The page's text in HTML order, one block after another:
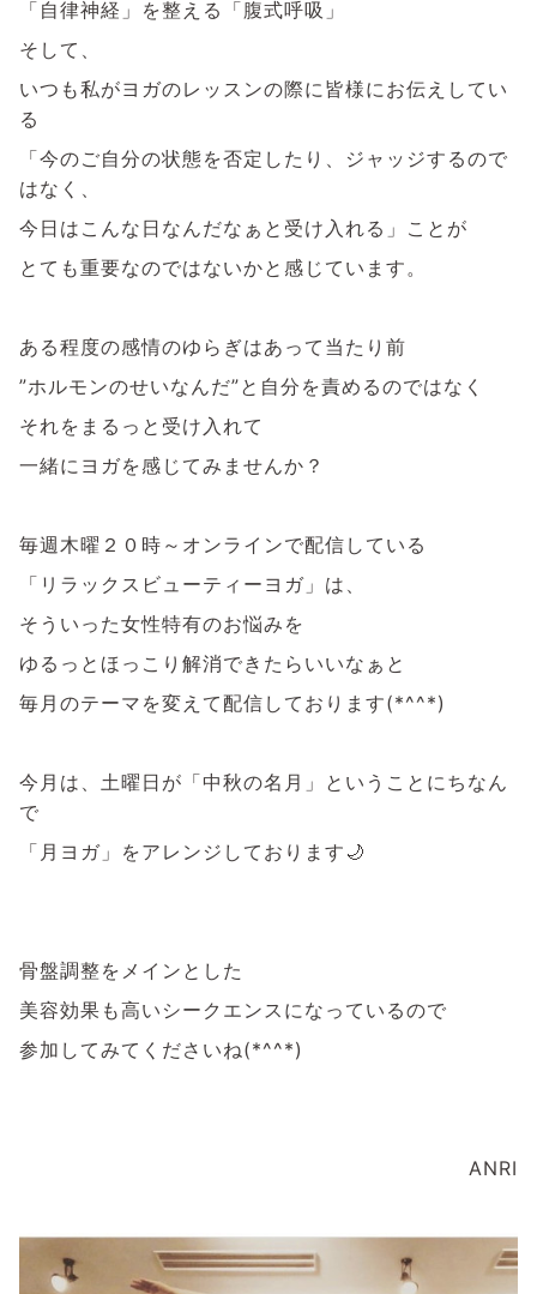
「自律神経」を整える「腹式呼吸」
そして、
いつも私がヨガのレッスンの際に皆様にお伝えしてい
る
「今のご自分の状態を否定したり、ジャッジするので
はなく、
今日はこんな日なんだなぁと受け入れる」ことが
とても重要なのではないかと感じています。
ある程度の感情のゆらぎはあって当たり前
”ホルモンのせいなんだ”と自分を責めるのではなく
それをまるっと受け入れて
一緒にヨガを感じてみませんか？
毎週木曜２０時～オンラインで配信している
「リラックスビューティーヨガ」は、
そういった女性特有のお悩みを
ゆるっとほっこり解消できたらいいなぁと
毎月のテーマを変えて配信しております(*^^*)
今月は、土曜日が「中秋の名月」ということにちなん
で
「月ヨガ」をアレンジしております🌙
骨盤調整をメインとした
美容効果も高いシークエンスになっているので
参加してみてくださいね(*^^*)
ANRI